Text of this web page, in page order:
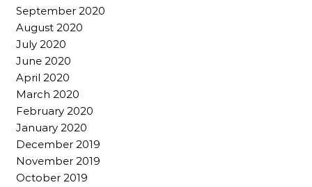
September 2020
August 2020
July 2020
June 2020
April 2020
March 2020
February 2020
January 2020
December 2019
November 2019
October 2019